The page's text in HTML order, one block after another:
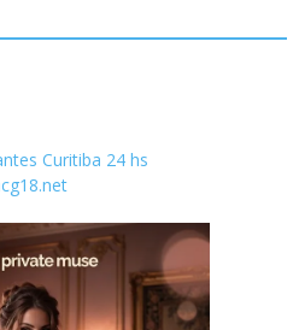
Curitiba 24 hs